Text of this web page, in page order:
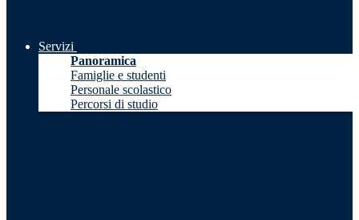
Servizi
Panoramica
Famiglie e studenti
Personale scolastico
Percorsi di studio